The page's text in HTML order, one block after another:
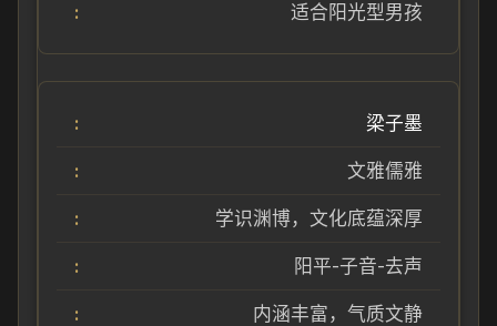
适合阳光型男孩
梁子墨
文雅儒雅
学识渊博，文化底蕴深厚
阳平-子音-去声
内涵丰富，气质文静